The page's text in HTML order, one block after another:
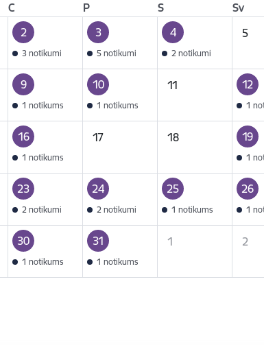
C P S
Sv
2
3 notikumi
3
5 notikumi
4
2 notikumi
5
9
1 notikums
10
1 notikums
11 12
1
16
1 notikums
17 18 19
1
23
2 notikumi
24
2 notikumi
25
1 notikums
26
1
30
1 notikums
31
1 notikums
1 2